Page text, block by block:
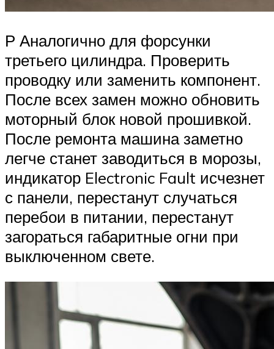
Р Аналогично для форсунки
третьего цилиндра. Проверить
проводку или заменить компонент.
После всех замен можно обновить
моторный блок новой прошивкой.
После ремонта машина заметно
легче станет заводиться в морозы,
индикатор Electronic Fault исчезнет
с панели, перестанут случаться
перебои в питании, перестанут
загораться габаритные огни при
выключенном свете.